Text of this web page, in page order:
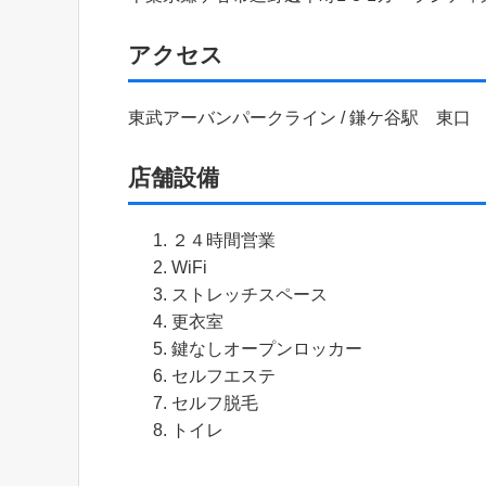
アクセス
東武アーバンパークライン / 鎌ケ谷駅 東口
店舗設備
２４時間営業
WiFi
ストレッチスペース
更衣室
鍵なしオープンロッカー
セルフエステ
セルフ脱毛
トイレ